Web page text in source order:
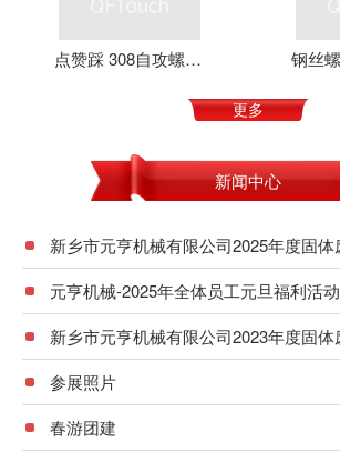
点赞踩 308自攻螺套 元亨机械 铝合金 不锈钢 可定制 加强螺纹
更多
新闻中心
元亨机械-2025年全体员工元旦福利活动
参展照片
春游团建